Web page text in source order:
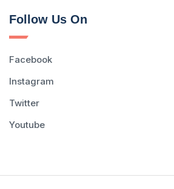
Follow Us On
Facebook
Instagram
Twitter
Youtube